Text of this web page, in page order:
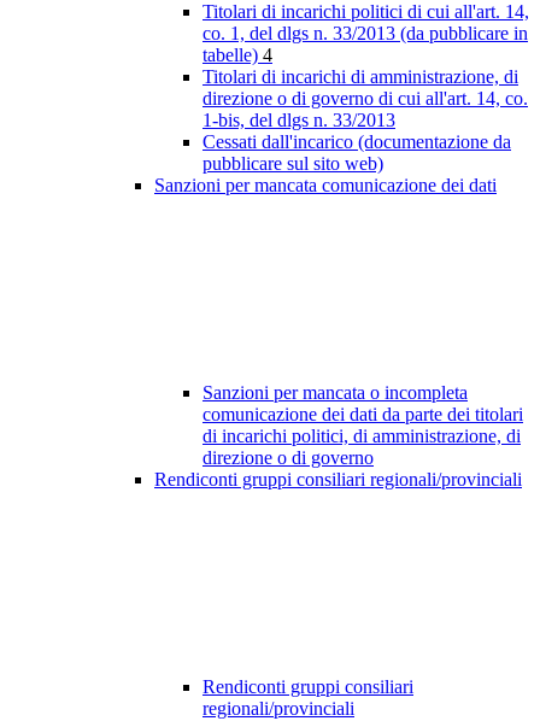
Titolari di incarichi politici di cui all'art. 14,
co. 1, del dlgs n. 33/2013 (da pubblicare in
tabelle) 4
Titolari di incarichi di amministrazione, di
direzione o di governo di cui all'art. 14, co.
1-bis, del dlgs n. 33/2013
Cessati dall'incarico (documentazione da
pubblicare sul sito web)
Sanzioni per mancata comunicazione dei dati
Sanzioni per mancata o incompleta
comunicazione dei dati da parte dei titolari
di incarichi politici, di amministrazione, di
direzione o di governo
Rendiconti gruppi consiliari regionali/provinciali
Rendiconti gruppi consiliari
regionali/provinciali